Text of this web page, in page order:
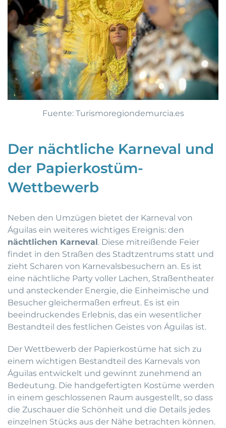
Fuente: Turismoregiondemurcia.es
Der nächtliche Karneval und
der Papierkostüm-
Wettbewerb
Neben den Umzügen bietet der Karneval von
Águilas ein weiteres wichtiges Ereignis: den
nächtlichen Karneval. Diese mitreißende Feier
findet in den Straßen des Stadtzentrums statt und
zieht Scharen von Karnevalsbesuchern an. Es ist
eine nächtliche Party voller Lachen, Straßentheater
und ansteckender Energie, die Einheimische und
Besucher gleichermaßen erfreut. Es ist ein
beeindruckendes Erlebnis, das ein wesentlicher
Bestandteil des festlichen Geistes von Águilas ist.
Der Wettbewerb der Papierkostüme hat sich zu
einem wichtigen Bestandteil des Karnevals von
Águilas entwickelt und gewinnt zunehmend an
Bedeutung. Die handgefertigten Kostüme werden
in einem geschlossenen Raum ausgestellt, so dass
die Zuschauer die Schönheit und die Details jedes
einzelnen Stücks aus der Nähe betrachten können.